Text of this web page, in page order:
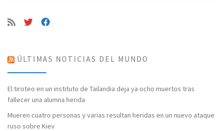
ÚLTIMAS NOTICIAS DEL MUNDO
El tiroteo en un instituto de Tailandia deja ya ocho muertos tras
fallecer una alumna herida
Mueren cuatro personas y varias resultan heridas en un nuevo ataque
ruso sobre Kiev